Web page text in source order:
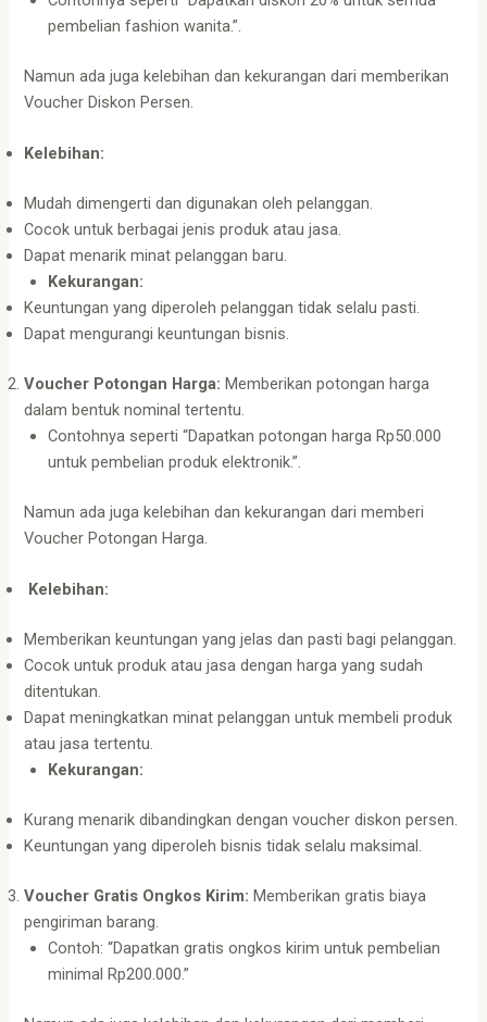
pembelian fashion wanita.”.
Namun ada juga kelebihan dan kekurangan dari memberikan
Voucher Diskon Persen.
Kelebihan:
Mudah dimengerti dan digunakan oleh pelanggan.
Cocok untuk berbagai jenis produk atau jasa.
Dapat menarik minat pelanggan baru.
Kekurangan:
Keuntungan yang diperoleh pelanggan tidak selalu pasti.
Dapat mengurangi keuntungan bisnis.
Voucher Potongan Harga: Memberikan potongan harga
dalam bentuk nominal tertentu.
Contohnya seperti “Dapatkan potongan harga Rp50.000
untuk pembelian produk elektronik.”.
Namun ada juga kelebihan dan kekurangan dari memberi
Voucher Potongan Harga.
Kelebihan:
Memberikan keuntungan yang jelas dan pasti bagi pelanggan.
Cocok untuk produk atau jasa dengan harga yang sudah
ditentukan.
Dapat meningkatkan minat pelanggan untuk membeli produk
atau jasa tertentu.
Kekurangan:
Kurang menarik dibandingkan dengan voucher diskon persen.
Keuntungan yang diperoleh bisnis tidak selalu maksimal.
Voucher Gratis Ongkos Kirim: Memberikan gratis biaya
pengiriman barang.
Contoh: “Dapatkan gratis ongkos kirim untuk pembelian
minimal Rp200.000.”